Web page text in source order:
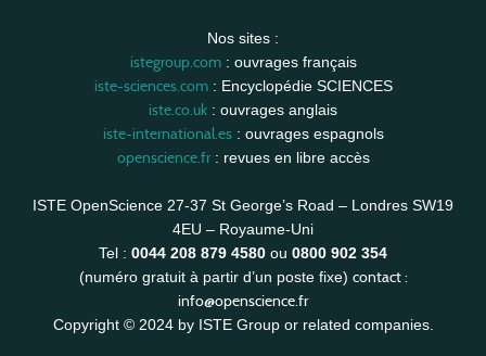
Nos sites :
istegroup.com: ouvrages français
iste-sciences.com: Encyclopédie SCIENCES
iste.co.uk : ouvrages anglais
iste-international.es: ouvrages espagnols
openscience.fr: revues en libre accès
ISTE OpenScience 27-37 St George’s Road – Londres SW19
4EU – Royaume-Uni
Tel : 0044 208 879 4580 ou 0800 902 354
(numéro gratuit à partir d’un poste fixe) contact :
info@openscience.fr
Copyright © 2024 by ISTE Group or related companies.